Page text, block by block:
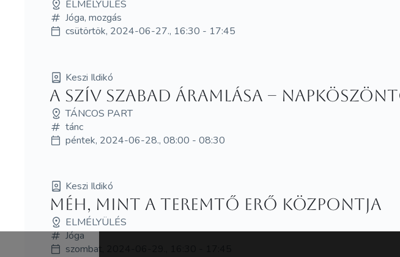
ELMÉLYÜLÉS
Jóga, mozgás
csütörtök, 2024-06-27., 16:30 - 17:45
Keszi Ildikó
A szív szabad áramlása –
TÁNCOS PART
tánc
péntek, 2024-06-28., 08:00 - 08:30
Keszi Ildikó
Méh, mint a teremtő erő központja
ELMÉLYÜLÉS
Jóga
szombat, 2024-06-29., 16:30 - 17:45